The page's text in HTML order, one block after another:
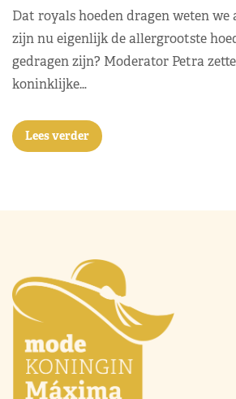
Dat royals hoeden dragen weten
zijn nu eigenlijk de allergrootste
gedragen zijn? Moderator Petra
koninklijke…
Lees verder